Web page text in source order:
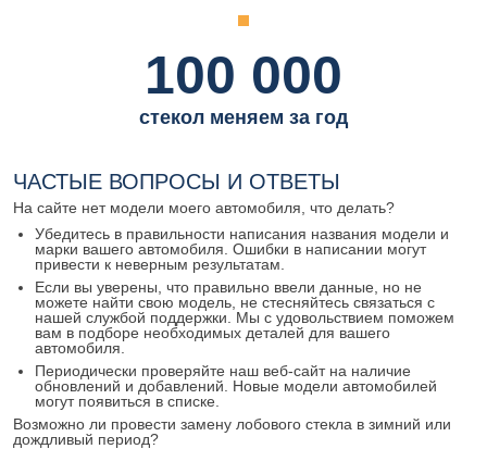
100 000
стекол меняем за год
ЧАСТЫЕ ВОПРОСЫ И ОТВЕТЫ
На сайте нет модели моего автомобиля, что делать?
Убедитесь в правильности написания названия модели и
марки вашего автомобиля. Ошибки в написании могут
привести к неверным результатам.
Если вы уверены, что правильно ввели данные, но не
можете найти свою модель, не стесняйтесь связаться с
нашей службой поддержки. Мы с удовольствием поможем
вам в подборе необходимых деталей для вашего
автомобиля.
Периодически проверяйте наш веб-сайт на наличие
обновлений и добавлений. Новые модели автомобилей
могут появиться в списке.
Возможно ли провести замену лобового стекла в зимний или
дождливый период?